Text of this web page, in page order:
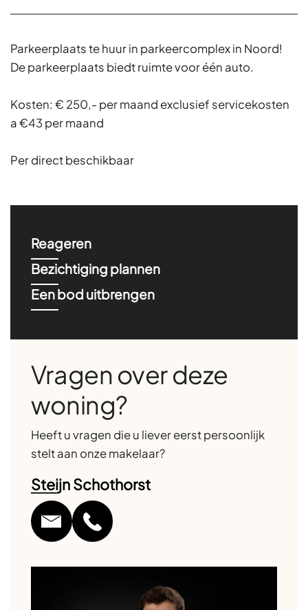
Parkeerplaats te huur in parkeercomplex in Noord!
De parkeerplaats biedt ruimte voor één auto.
Kosten: € 250,- per maand exclusief servicekosten
a €43 per maand
Per direct beschikbaar
Reageren
Bezichtiging plannen
Een bod uitbrengen
Vragen over deze
woning?
Heeft u vragen die u liever eerst persoonlijk
stelt aan onze makelaar?
Steijn Schothorst